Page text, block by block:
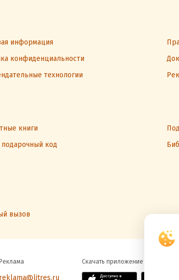
информация
конфиденциальности
технологии
книги
подарочный код
вызов
Реклама
reklama@litres.ru
Скачать приложение